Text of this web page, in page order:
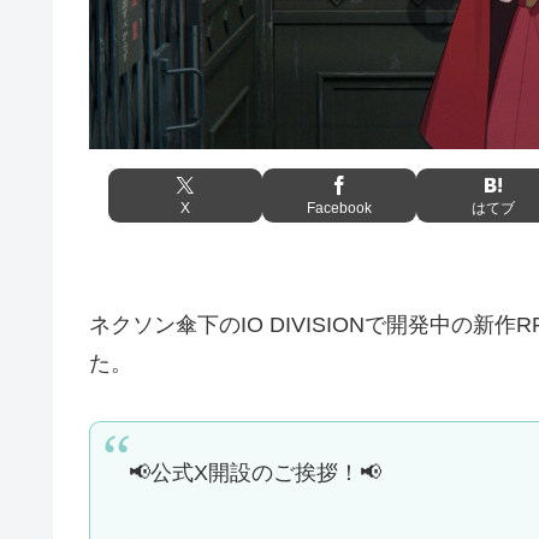
X Facebook はてブ
ネクソン傘下のIO DIVISIONで開発中の新作
た。
📢公式X開設のご挨拶！📢